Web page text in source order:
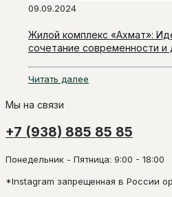
09.09.2024
Жилой комплекс «Ахмат»:
сочетание современности и
Читать далее
Мы на связи
+7 (938) 885 85 85
Понедельник - Пятница: 9:00 - 18:00
*Instagram запрещенная в России